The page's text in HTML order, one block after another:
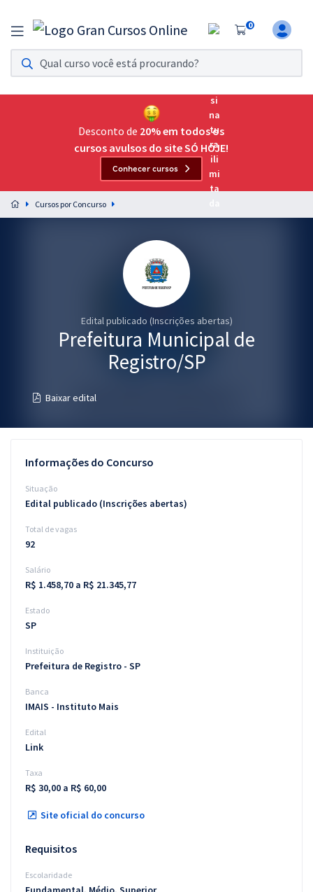
0
Assinatura Ilimitada 11
Acesso a todos os cursos. Teste grátis por 7 dias!
Assinatura OAB Até Passar
Acesso ilimitado a toda preparação para o Exame da
Preparação completa e intensiva para as principais
residências em saúde do Brasil
Questões grátis
Conteúdo gratuito
Aprovados
Atendimento
Desconto de 20% em todos os
cursos avulsos do site SÓ HOJE!
Conhecer cursos
Cursos por Concurso
Edital publicado (Inscrições abertas)
Prefeitura Municipal de
Registro/SP
Baixar edital
Informações do Concurso
Situação
Edital publicado (Inscrições abertas)
Total de vagas
92
Salário
R$ 1.458,70 a R$ 21.345,77
Estado
SP
Instituição
Prefeitura de Registro - SP
Banca
IMAIS - Instituto Mais
Edital
Link
Taxa
R$ 30,00 a R$ 60,00
Site oficial do concurso
Requisitos
Escolaridade